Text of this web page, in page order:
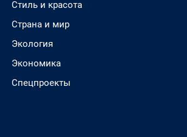
Стиль и красота
Страна и мир
Экология
Экономика
Спецпроекты